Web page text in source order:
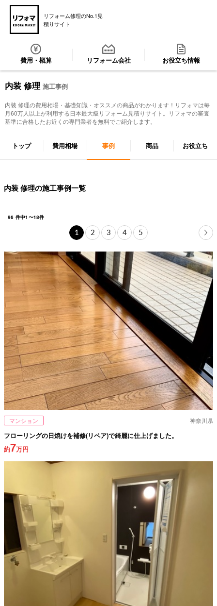
リフォーム修理のNo.1見
積りサイト
費用・概算 リフォーム会社 お役立ち情報
内装 修理 施工事例
内装 修理の費用相場・基礎知識・オススメの商品がわかります！リフォマは毎
月60万人以上が利用する日本最大級リフォーム見積りサイト。リフォマの審査
基準に合格したお近くの専門業者を無料でご紹介します。
トップ 費用相場 事例 商品 お役立ち
内装 修理の施工事例一覧
96 件中1 〜18件
1 2 3 4 5
マンション 神奈川県
フローリングの日焼けを補修(リペア)で綺麗に仕上げました。
約7万円